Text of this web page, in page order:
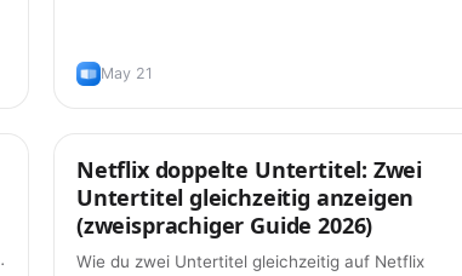
May 21
Tipps
Netflix doppelte Untertitel: Zwei
Untertitel gleichzeitig anzeigen
(zweisprachiger Guide 2026)
Wie du zwei Untertitel gleichzeitig auf Netflix